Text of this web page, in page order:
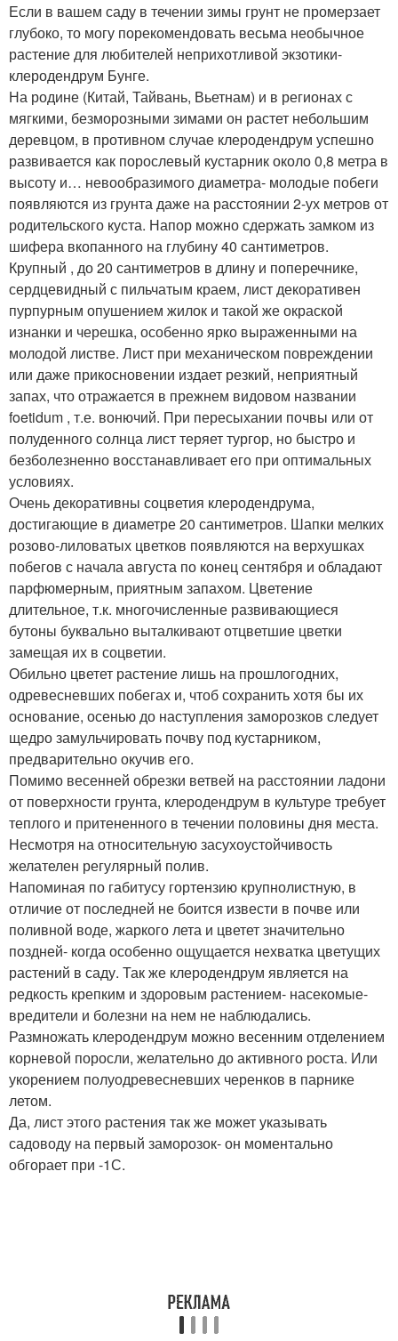
Если в вашем саду в течении зимы грунт не промерзает
глубоко, то могу порекомендовать весьма необычное
растение для любителей неприхотливой экзотики-
клеродендрум Бунге.
На родине (Китай, Тайвань, Вьетнам) и в регионах с
мягкими, безморозными зимами он растет небольшим
деревцом, в противном случае клеродендрум успешно
развивается как порослевый кустарник около 0,8 метра в
высоту и… невообразимого диаметра- молодые побеги
появляются из грунта даже на расстоянии 2-ух метров от
родительского куста. Напор можно сдержать замком из
шифера вкопанного на глубину 40 сантиметров.
Крупный , до 20 сантиметров в длину и поперечнике,
сердцевидный с пильчатым краем, лист декоративен
пурпурным опушением жилок и такой же окраской
изнанки и черешка, особенно ярко выраженными на
молодой листве. Лист при механическом повреждении
или даже прикосновении издает резкий, неприятный
запах, что отражается в прежнем видовом названии
foetidum , т.е. вонючий. При пересыхании почвы или от
полуденного солнца лист теряет тургор, но быстро и
безболезненно восстанавливает его при оптимальных
условиях.
Очень декоративны соцветия клеродендрума,
достигающие в диаметре 20 сантиметров. Шапки мелких
розово-лиловатых цветков появляются на верхушках
побегов с начала августа по конец сентября и обладают
парфюмерным, приятным запахом. Цветение
длительное, т.к. многочисленные развивающиеся
бутоны буквально выталкивают отцветшие цветки
замещая их в соцветии.
Обильно цветет растение лишь на прошлогодних,
одревесневших побегах и, чтоб сохранить хотя бы их
основание, осенью до наступления заморозков следует
щедро замульчировать почву под кустарником,
предварительно окучив его.
Помимо весенней обрезки ветвей на расстоянии ладони
от поверхности грунта, клеродендрум в культуре требует
теплого и притененного в течении половины дня места.
Несмотря на относительную засухоустойчивость
желателен регулярный полив.
Напоминая по габитусу гортензию крупнолистную, в
отличие от последней не боится извести в почве или
поливной воде, жаркого лета и цветет значительно
поздней- когда особенно ощущается нехватка цветущих
растений в саду. Так же клеродендрум является на
редкость крепким и здоровым растением- насекомые-
вредители и болезни на нем не наблюдались.
Размножать клеродендрум можно весенним отделением
корневой поросли, желательно до активного роста. Или
укорением полуодревесневших черенков в парнике
летом.
Да, лист этого растения так же может указывать
садоводу на первый заморозок- он моментально
обгорает при -1С.